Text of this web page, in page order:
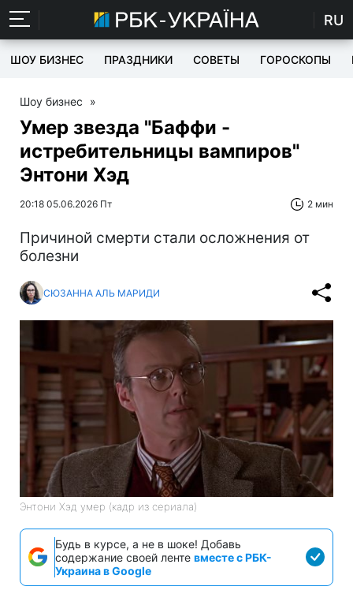
RU
ШОУ БИЗНЕС ПРАЗДНИКИ СОВЕТЫ ГОРОСКОПЫ
Шоу бизнес »
Умер звезда "Баффи -
истребительницы вампиров"
Энтони Хэд
20:18 05.06.2026 Пт 2 мин
Причиной смерти стали осложнения от
болезни
СЮЗАННА АЛЬ МАРИДИ
Энтони Хэд умер (кадр из сериала)
Будь в курсе, а не в шоке! Добавь
содержание своей ленте вместе с РБК-
Украина в Google